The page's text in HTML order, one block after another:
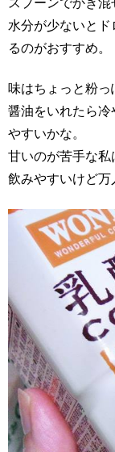
スプーンでかき混
水分が少ないと
るのがおすすめ。
味はちょっと粉っ
醤油をいれたら冷
やすいかな。
甘いのが苦手な
飲みやすいけど万